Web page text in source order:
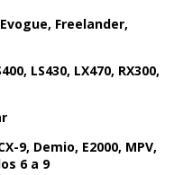
Freelander,
LS430, LX470, RX300,
9, Demio, E2000, MPV,
6 a 9